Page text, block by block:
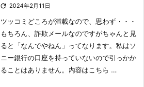
 2024年2月11日
ツッコミどころが満載なので、思わず・・・
もちろん、詐欺メールなのですがちゃんと見
ると「なんでやねん」ってなります。 私はソ
ニー銀行の口座を持っていないので引っかか
ることはありません。 内容はこちら ...